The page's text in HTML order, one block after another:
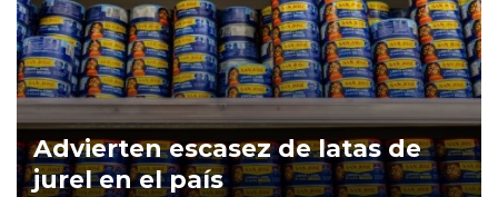
Advierten escasez de latas de
jurel en el país